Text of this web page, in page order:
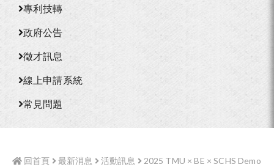
專利技轉
政府公告
徵才訊息
線上申請系統
常見問題
回首頁 最新消息 活動訊息
​2025 TMU × BE × SCHS Demo